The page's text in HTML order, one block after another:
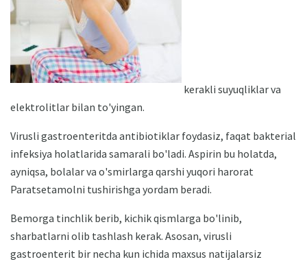
kerakli suyuqliklar va
elektrolitlar bilan to'yingan.
Virusli gastroenteritda antibiotiklar foydasiz, faqat bakterial
infeksiya holatlarida samarali bo'ladi. Aspirin bu holatda,
ayniqsa, bolalar va o'smirlarga qarshi yuqori harorat
Paratsetamolni tushirishga yordam beradi.
Bemorga tinchlik berib, kichik qismlarga bo'linib,
sharbatlarni olib tashlash kerak. Asosan, virusli
gastroenterit bir necha kun ichida maxsus natijalarsiz